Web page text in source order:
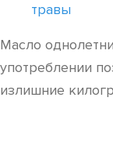
травы
Масло
употреблении
излишние